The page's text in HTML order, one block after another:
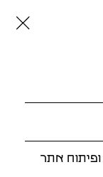
ופיתוח אתר